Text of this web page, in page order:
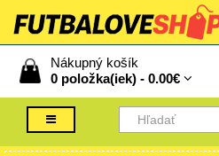
Nákupný košík
0 položka(iek) - 0.00€